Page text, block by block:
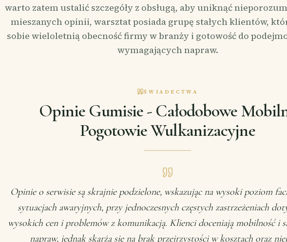
warto zatem ustalić szczegóły z obsługą, aby uniknąć
mieszanych opinii, warsztat posiada grupę stałych klientów,
sobie wieloletnią obecność firmy w branży i gotowość do
wymagających napraw.
ŚWIADECTWA
Opinie Gumisie - Całodobowe
Pogotowie Wulkanizacyjne
Opinie o serwisie są skrajnie podzielone, wskazując na wysoki poziom
sytuacjach awaryjnych, przy jednoczesnych częstych zastrzeżeniach
wysokich cen i problemów z komunikacją. Klienci doceniają mobilność i
napraw, jednak skarżą się na brak przejrzystości w kosztach oraz